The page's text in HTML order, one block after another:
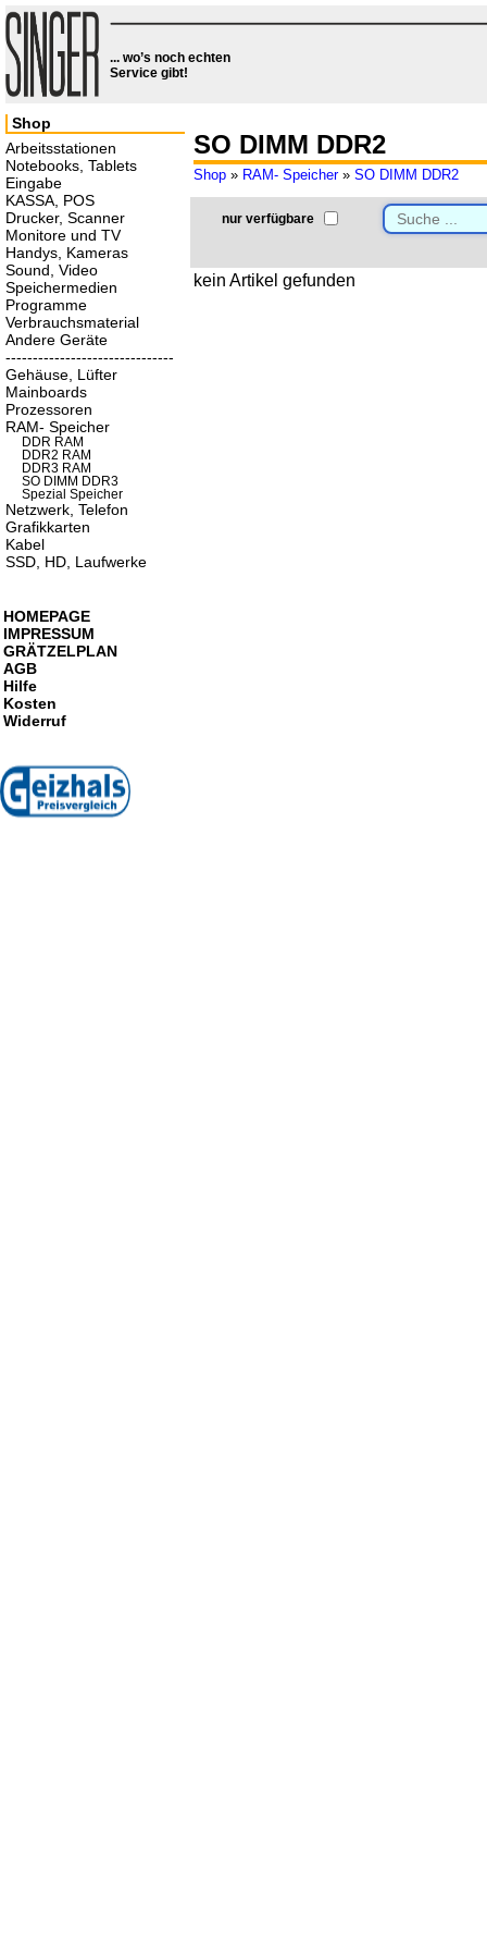
... wo’s noch echten
Service gibt!
SO DIMM DDR2
Shop » RAM- Speicher» SO DIMM DDR2
nur verfügbare
kein Artikel gefunden
Shop
Arbeitsstationen
Notebooks, Tablets
Eingabe
KASSA, POS
Drucker, Scanner
Monitore und TV
Handys, Kameras
Sound, Video
Speichermedien
Programme
Verbrauchsmaterial
Andere Geräte
-------------------------------
Gehäuse, Lüfter
Mainboards
Prozessoren
RAM- Speicher
DDR RAM
DDR2 RAM
DDR3 RAM
SO DIMM DDR3
Spezial Speicher
Netzwerk, Telefon
Grafikkarten
Kabel
SSD, HD, Laufwerke
HOMEPAGE
IMPRESSUM
GRÄTZELPLAN
AGB
Hilfe
Kosten
Widerruf